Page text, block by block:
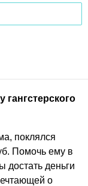
поклялся
Помочь ему в
достать деньги
о